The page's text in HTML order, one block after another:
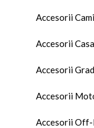
Accesorii
Accesorii Casa
Accesorii
Accesorii
Accesorii Off-